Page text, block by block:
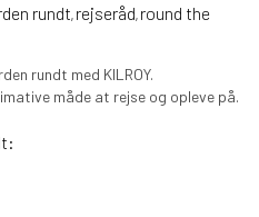
rundt, rejseråd, round the
rundt med KILROY.
måde at rejse og opleve på.
: